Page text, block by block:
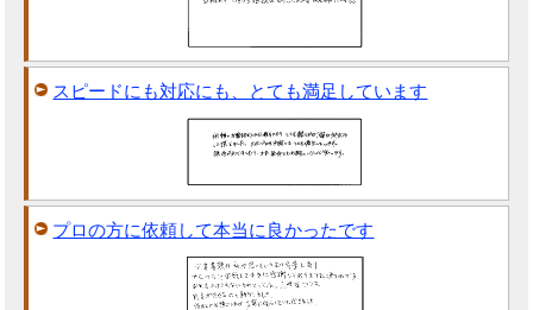
スピードにも対応にも、とても満足しています
プロの方に依頼して本当に良かったです